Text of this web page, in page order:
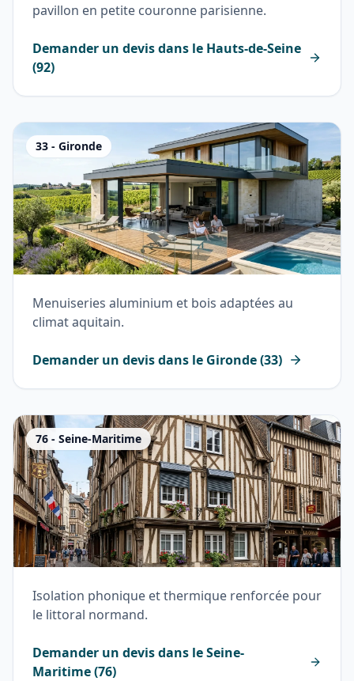
pavillon en petite couronne parisienne.
Demander un devis dans le Hauts-de-Seine
(92)
33 - Gironde
Menuiseries aluminium et bois adaptées au
climat aquitain.
Demander un devis dans le Gironde(33)
76 - Seine-Maritime
Isolation phonique et thermique renforcée pour
le littoral normand.
Demander un devis dans leSeine-
Maritime(76)